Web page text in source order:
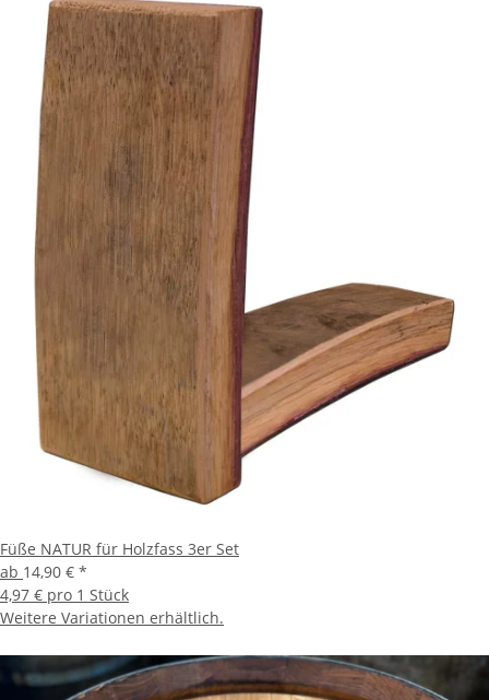
Füße NATUR für Holzfass 3er Set
ab 14,90 € *
4,97 € pro 1 Stück
Weitere Variationen erhältlich.